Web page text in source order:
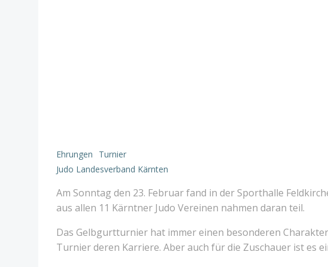
Ehrungen
Turnier
Judo Landesverband Kärnten
Am Sonntag den 23. Februar fand in der Sporthalle
aus allen 11 Kärntner Judo Vereinen nahmen daran teil.
Das Gelbgurtturnier hat immer einen besonderen
Turnier deren Karriere. Aber auch für die Zuschauer ist es